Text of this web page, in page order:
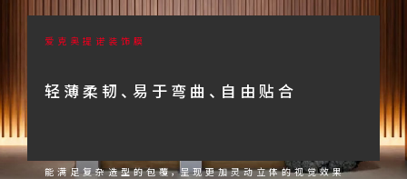
爱克奥提诺装饰膜
轻薄柔韧、易于弯曲、自由贴合
能满足复杂造型的包覆，呈现更加灵动立体的视觉效果